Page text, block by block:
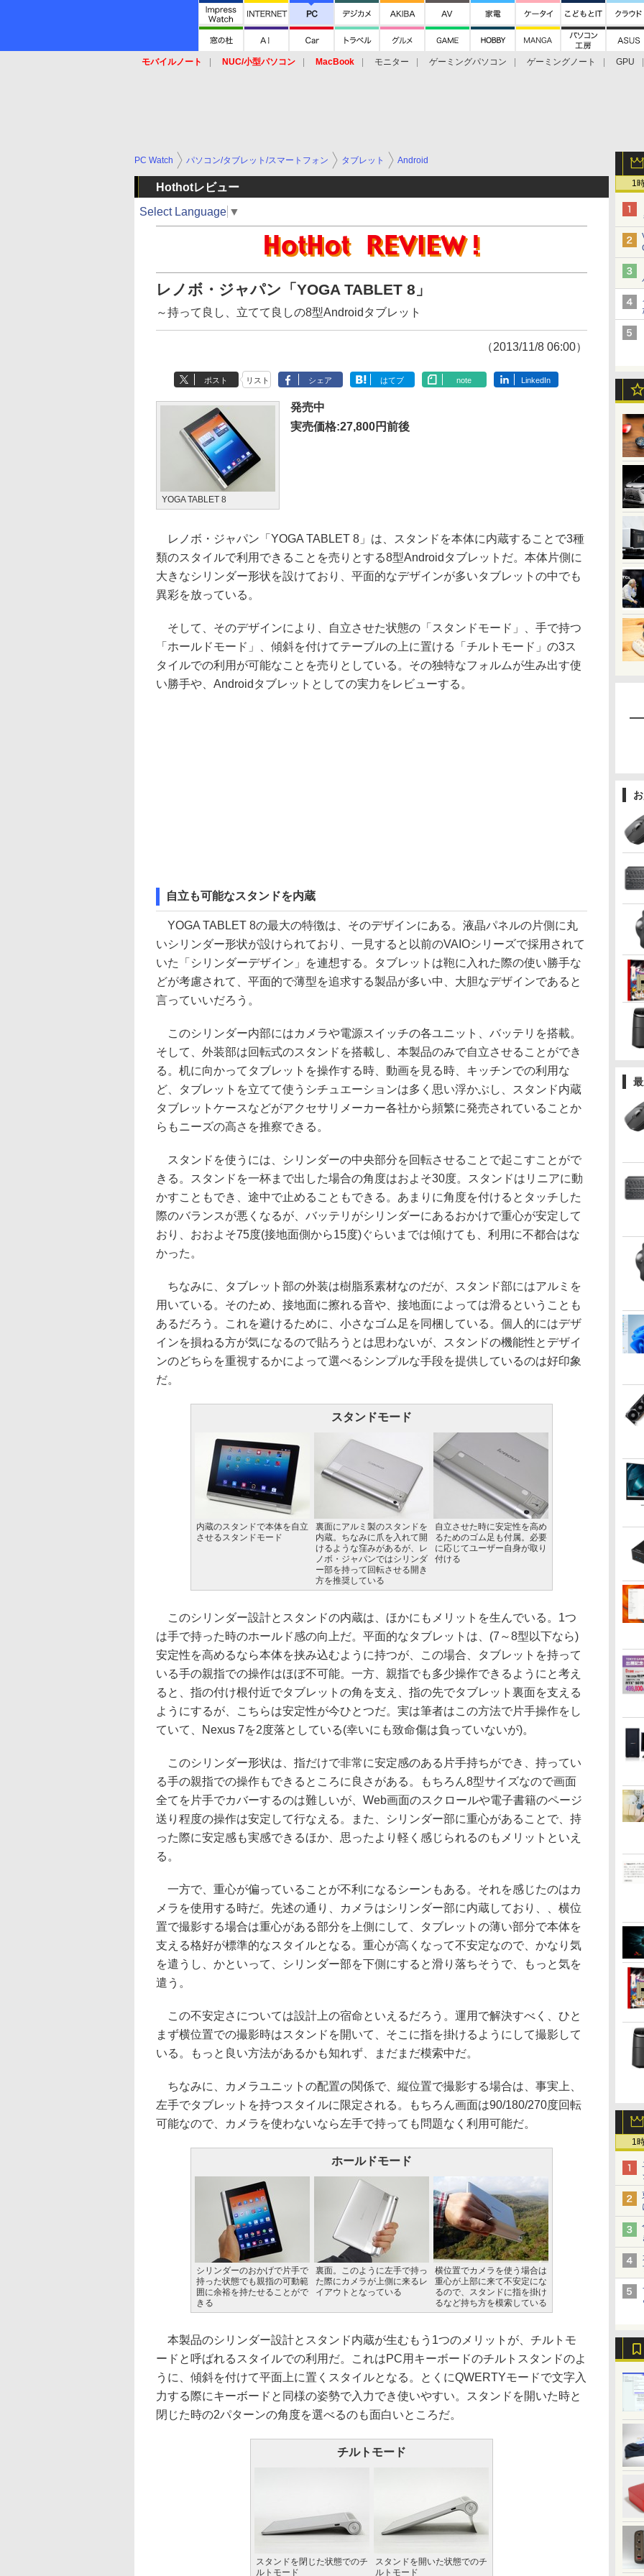
モバイルノート NUC/小型パソコン MacBook モニター ゲーミングパソコン ゲーミングノート
GPU
1
1
PC Watch パソコン/タブレット/スマートフォン タブレット Android
Hothotレビュー
Select Language ▼
レノボ・ジャパン「YOGA TABLET 8」
～持って良し、立てて良しの8型Androidタブレット
（2013/11/8 06:00）
ポスト リスト シェア はてブ note LinkedIn
YOGA TABLET 8
発売中
実売価格:27,800円前後
レノボ・ジャパン「YOGA TABLET 8」は、スタンドを本体に内蔵することで3種
類のスタイルで利用できることを売りとする8型Androidタブレットだ。本体片側に
大きなシリンダー形状を設けており、平面的なデザインが多いタブレットの中でも
異彩を放っている。
そして、そのデザインにより、自立させた状態の「スタンドモード」、手で持つ
「ホールドモード」、傾斜を付けてテーブルの上に置ける「チルトモード」の3ス
タイルでの利用が可能なことを売りとしている。その独特なフォルムが生み出す使
い勝手や、Androidタブレットとしての実力をレビューする。
自立も可能なスタンドを内蔵
YOGA TABLET 8の最大の特徴は、そのデザインにある。液晶パネルの片側に丸
いシリンダー形状が設けられており、一見すると以前のVAIOシリーズで採用されて
いた「シリンダーデザイン」を連想する。タブレットは鞄に入れた際の使い勝手な
どが考慮されて、平面的で薄型を追求する製品が多い中、大胆なデザインであると
言っていいだろう。
このシリンダー内部にはカメラや電源スイッチの各ユニット、バッテリを搭載。
そして、外装部は回転式のスタンドを搭載し、本製品のみで自立させることができ
る。机に向かってタブレットを操作する時、動画を見る時、キッチンでの利用な
ど、タブレットを立てて使うシチュエーションは多く思い浮かぶし、スタンド内蔵
タブレットケースなどがアクセサリメーカー各社から頻繁に発売されていることか
らもニーズの高さを推察できる。
スタンドを使うには、シリンダーの中央部分を回転させることで起こすことがで
きる。スタンドを一杯まで出した場合の角度はおよそ30度。スタンドはリニアに動
かすこともでき、途中で止めることもできる。あまりに角度を付けるとタッチした
際のバランスが悪くなるが、バッテリがシリンダーにあるおかけで重心が安定して
おり、おおよそ75度(接地面側から15度)ぐらいまでは傾けても、利用に不都合はな
かった。
ちなみに、タブレット部の外装は樹脂系素材なのだが、スタンド部にはアルミを
用いている。そのため、接地面に擦れる音や、接地面によっては滑るということも
あるだろう。これを避けるために、小さなゴム足を同梱している。個人的にはデザ
インを損ねる方が気になるので貼ろうとは思わないが、スタンドの機能性とデザイ
ンのどちらを重視するかによって選べるシンプルな手段を提供しているのは好印象
だ。
スタンドモード
内蔵のスタンドで本体を自立
させるスタンドモード
裏面にアルミ製のスタンドを
内蔵。ちなみに爪を入れて開
けるような窪みがあるが、レ
ノボ・ジャパンではシリンダ
ー部を持って回転させる開き
方を推奨している
自立させた時に安定性を高め
るためのゴム足も付属。必要
に応じてユーザー自身が取り
付ける
このシリンダー設計とスタンドの内蔵は、ほかにもメリットを生んでいる。1つ
は手で持った時のホールド感の向上だ。平面的なタブレットは、(7～8型以下なら)
安定性を高めるなら本体を挟み込むように持つが、この場合、タブレットを持って
いる手の親指での操作はほぼ不可能。一方、親指でも多少操作できるようにと考え
ると、指の付け根付近でタブレットの角を支え、指の先でタブレット裏面を支える
ようにするが、こちらは安定性が今ひとつだ。実は筆者はこの方法で片手操作をし
ていて、Nexus 7を2度落としている(幸いにも致命傷は負っていないが)。
このシリンダー形状は、指だけで非常に安定感のある片手持ちができ、持ってい
る手の親指での操作もできるところに良さがある。もちろん8型サイズなので画面
全てを片手でカバーするのは難しいが、Web画面のスクロールや電子書籍のページ
送り程度の操作は安定して行なえる。また、シリンダー部に重心があることで、持
った際に安定感も実感できるほか、思ったより軽く感じられるのもメリットといえ
る。
一方で、重心が偏っていることが不利になるシーンもある。それを感じたのはカ
メラを使用する時だ。先述の通り、カメラはシリンダー部に内蔵しており、、横位
置で撮影する場合は重心がある部分を上側にして、タブレットの薄い部分で本体を
支える格好が標準的なスタイルとなる。重心が高くなって不安定なので、かなり気
を遣うし、かといって、シリンダー部を下側にすると滑り落ちそうで、もっと気を
遣う。
この不安定さについては設計上の宿命といえるだろう。運用で解決すべく、ひと
まず横位置での撮影時はスタンドを開いて、そこに指を掛けるようにして撮影して
いる。もっと良い方法があるかも知れず、まだまだ模索中だ。
ちなみに、カメラユニットの配置の関係で、縦位置で撮影する場合は、事実上、
左手でタブレットを持つスタイルに限定される。もちろん画面は90/180/270度回転
可能なので、カメラを使わないなら左手で持っても問題なく利用可能だ。
ホールドモード
シリンダーのおかげで片手で
持った状態でも親指の可動範
囲に余裕を持たせることがで
きる
裏面。このように左手で持っ
た際にカメラが上側に来るレ
イアウトとなっている
横位置でカメラを使う場合は
重心が上部に来て不安定にな
るので、スタンドに指を掛け
るなど持ち方を模索している
本製品のシリンダー設計とスタンド内蔵が生むもう1つのメリットが、チルトモ
ードと呼ばれるスタイルでの利用だ。これはPC用キーボードのチルトスタンドのよ
うに、傾斜を付けて平面上に置くスタイルとなる。とくにQWERTYモードで文字入
力する際にキーボードと同様の姿勢で入力でき使いやすい。スタンドを開いた時と
閉じた時の2パターンの角度を選べるのも面白いところだ。
チルトモード
スタンドを閉じた状態でのチ
ルトモード
スタンドを開いた状態でのチ
ルトモード